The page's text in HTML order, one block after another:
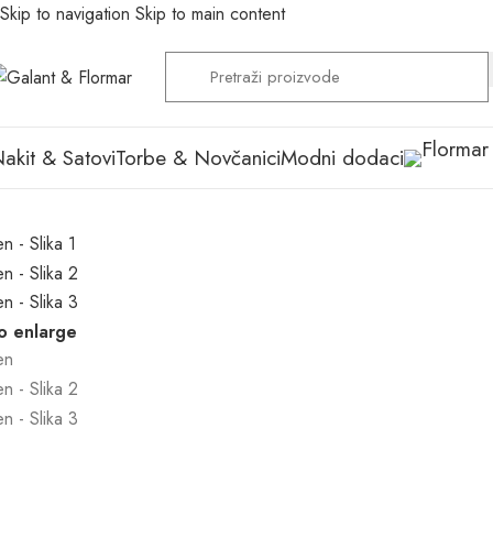
Skip to navigation Skip to main content
& SatoviTorbe & NovčaniciModni dodaci
enlarge